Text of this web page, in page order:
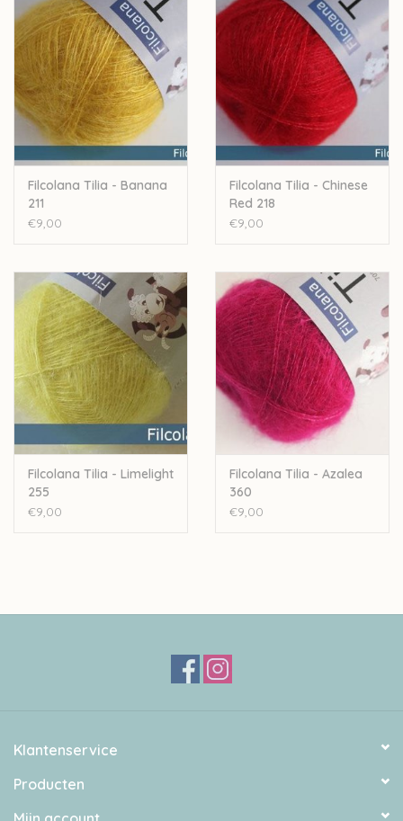
wol: warm, mooi en vochtabsorberend, wat het heel
aangenaam maakt om te dragen. Zijde wordt al eeuwen
gebruikt voor de productie van kleren en is gekend om zijn
sterkte en zijn comfort bij het dragen.
70 % Kid Mohair -30 % zijde
210 m / 25 g
Handwash
Let op: de kleur op beeld kan afwijken van de werkelijke kleur.
Filcolana Tilia - Banana
211
€9,00
Filcolana Tilia - Chinese
Red 218
€9,00
Filcolana Tilia - Limelight
255
€9,00
Filcolana Tilia - Azalea
360
€9,00
Klantenservice
Producten